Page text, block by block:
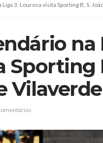
3: Lourosa visita Sporting B, S.
na
Sporting